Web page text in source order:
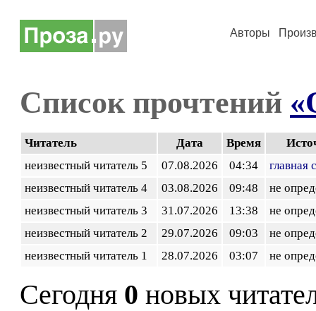
Авторы
Список прочтений
Читатель Дата Время
неизвестный читатель 5
07.08.2026 04:34
главная
неизвестный читатель 4
03.08.2026 09:48
не
неизвестный читатель 3
31.07.2026 13:38
не
неизвестный читатель 2
29.07.2026 09:03
не
неизвестный читатель 1
28.07.2026 03:07 не
Сегодня 0 новых